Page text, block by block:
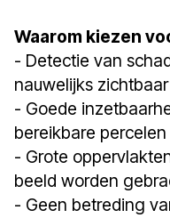
Waarom kiezen
- Detectie van
nauwelijks
- Goede
bereikbare percelen
- Grote
beeld worden
- Geen betreding